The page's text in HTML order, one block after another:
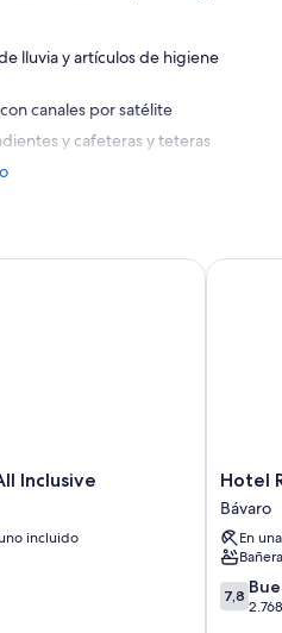
lluvia y artículos de higiene
canales por satélite
y cafeteras y teteras
Inclusive
incluido
Hotel
Riu
Bambu
-
All
Inclusive
Bávaro
Hotel
Bávaro
En
7.8
sobre
7,8
Hotel